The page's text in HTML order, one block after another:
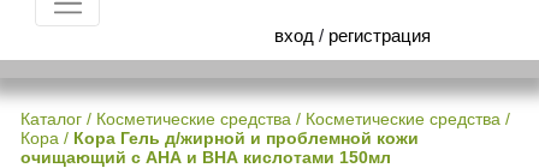
вход / регистрация
Каталог / Косметические средства / Косметические средства /
Кора / Кора Гель д/жирной и проблемной кожи
очищающий с АНА и ВНА кислотами 150мл